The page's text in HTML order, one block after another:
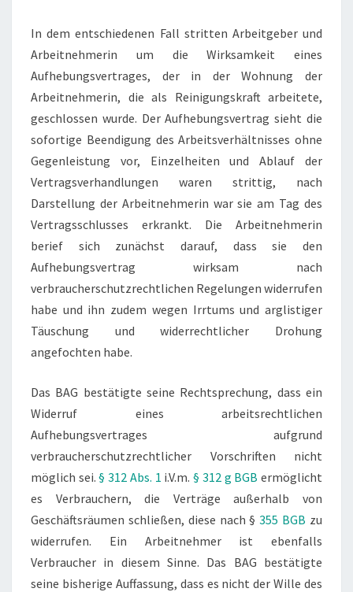
75/18)
In dem entschiedenen Fall stritten Arbeitgeber und
Arbeitnehmerin um die Wirksamkeit eines
Aufhebungsvertrages, der in der Wohnung der
Arbeitnehmerin, die als Reinigungskraft arbeitete,
geschlossen wurde. Der Aufhebungsvertrag sieht die
sofortige Beendigung des Arbeitsverhältnisses ohne
Gegenleistung vor, Einzelheiten und Ablauf der
Vertragsverhandlungen waren strittig, nach
Darstellung der Arbeitnehmerin war sie am Tag des
Vertragsschlusses erkrankt. Die Arbeitnehmerin
berief sich zunächst darauf, dass sie den
Aufhebungsvertrag wirksam nach
verbraucherschutzrechtlichen Regelungen widerrufen
habe und ihn zudem wegen Irrtums und arglistiger
Täuschung und widerrechtlicher Drohung
angefochten habe.
Das BAG bestätigte seine Rechtsprechung, dass ein
Widerruf eines arbeitsrechtlichen
Aufhebungsvertrages aufgrund
verbraucherschutzrechtlicher Vorschriften nicht
möglich sei. § 312 Abs. 1 i.V.m.§ 312 g BGB ermöglicht
es Verbrauchern, die Verträge außerhalb von
Geschäftsräumen schließen, diese nach §355 BGB zu
widerrufen. Ein Arbeitnehmer ist ebenfalls
Verbraucher in diesem Sinne. Das BAG bestätigte
seine bisherige Auffassung, dass es nicht der Wille des